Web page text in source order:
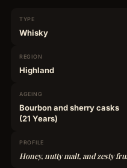
TYPE
Whisky
REGION
Highland
AGEING
Bourbon and sherry casks
(21 Years)
PROFILE
Honey, nutty malt, and zesty